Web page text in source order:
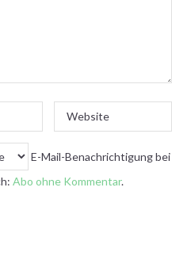
Website
E-Mail-Benachrichtigung bei
Abo ohne Kommentar.